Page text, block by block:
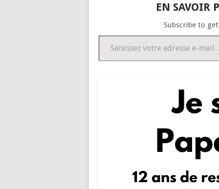
EN SAVOIR
Subscribe to
Saisissez votre adresse e-mail…